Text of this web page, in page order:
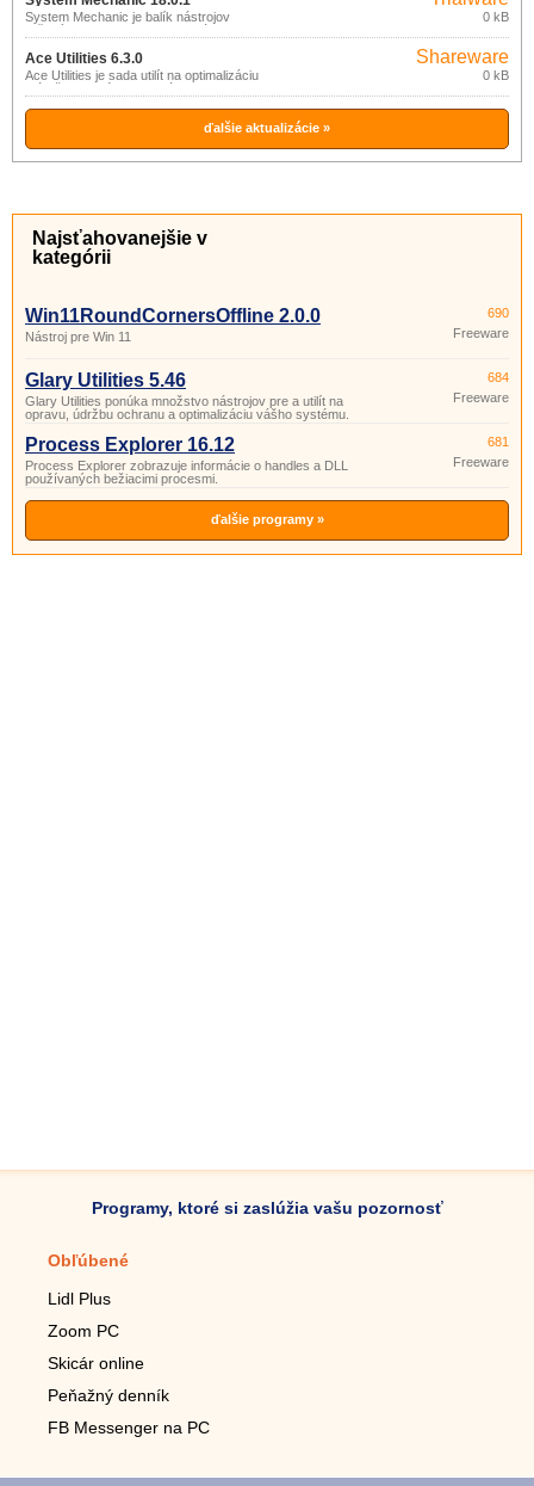
System Mechanic je balík nástrojov
určených na vyhľadanie, odstránenie a
prevenciu problémov s PC.
0 kB
Ace Utilities 6.3.0
Ace Utilities je sada utilít na optimalizáciu
a údržbu systému: odstránenie
nepotrebných a duplicitných súborov,
vyčistenie registra, správa aplikácií
spúšťaných pri štarte, správca cookies,
Shareware
0 kB
ďalšie aktualizácie »
Najsťahovanejšie v
kategórii
Win11RoundCornersOffline 2.0.0
Nástroj pre Win 11
690
Freeware
Glary Utilities 5.46
Glary Utilities ponúka množstvo nástrojov pre a utilít na
opravu, údržbu ochranu a optimalizáciu vášho systému.
684
Freeware
Process Explorer 16.12
Process Explorer zobrazuje informácie o handles a DLL
používaných bežiacimi procesmi.
681
Freeware
ďalšie programy »
Programy, ktoré si zaslúžia vašu pozornosť
Obľúbené
Lidl Plus
Zoom PC
Skicár online
Peňažný denník
FB Messenger na PC